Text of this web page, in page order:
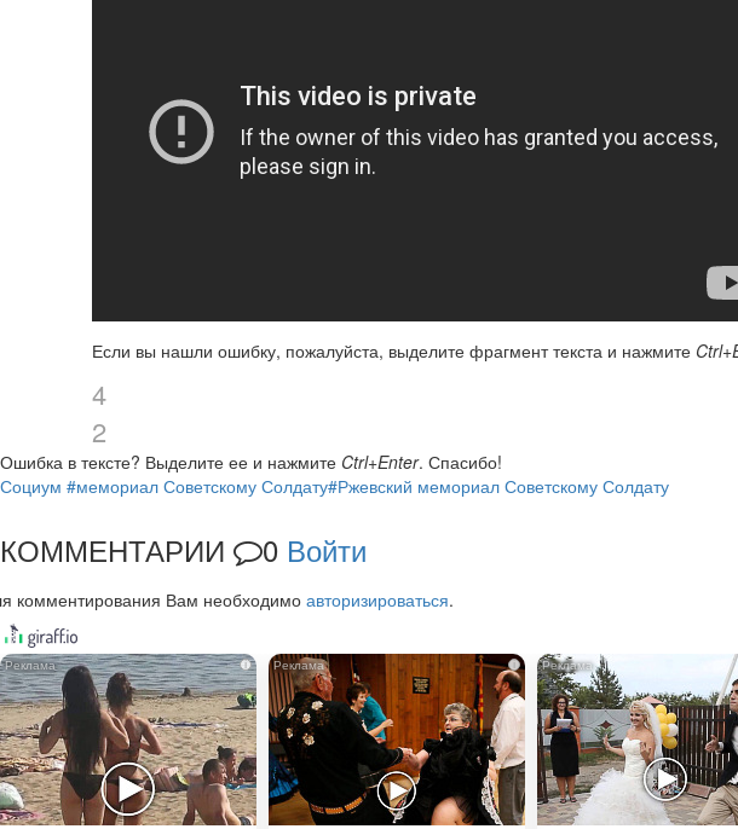
Если вы нашли ошибку, пожалуйста, выделите фрагмент текста и нажмите
4
2
Ошибка в тексте? Выделите ее и нажмите Ctrl+Enter. Спасибо!
Социум #мемориал Советскому Солдату#Ржевский мемориал Советскому Солдату
КОММЕНТАРИИ 0 Войти
комментирования Вам необходимо авторизироваться.
i i